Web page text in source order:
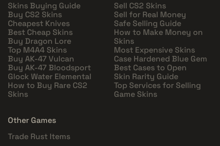
Skins Buying Guide
Buy CS2 Skins
Cheapest Knives
Best Cheap Skins
Buy Dragon Lore
Top M4A4 Skins
Buy AK-47 Vulcan
Buy AK-47 Bloodsport
Glock Water Elemental
How to Buy Rare CS2
Skins
Sell CS2 Skins
Sell for Real Money
Safe Selling Guide
How to Make Money on
Skins
Most Expensive Skins
Case Hardened Blue Gem
Best Cases to Open
Skin Rarity Guide
Top Services for Selling
Game Skins
Other Games
Trade Rust Items